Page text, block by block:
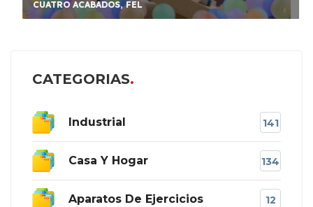
CUATRO ACABADOS, FEL
CATEGORIAS
Industrial 141
Casa Y Hogar 134
Aparatos De Ejercicios 12